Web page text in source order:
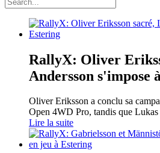
RallyX: Oliver
Andersson s'impose
Oliver Eriksson a conclu sa
Open 4WD Pro, tandis que Lukas
Lire la suite